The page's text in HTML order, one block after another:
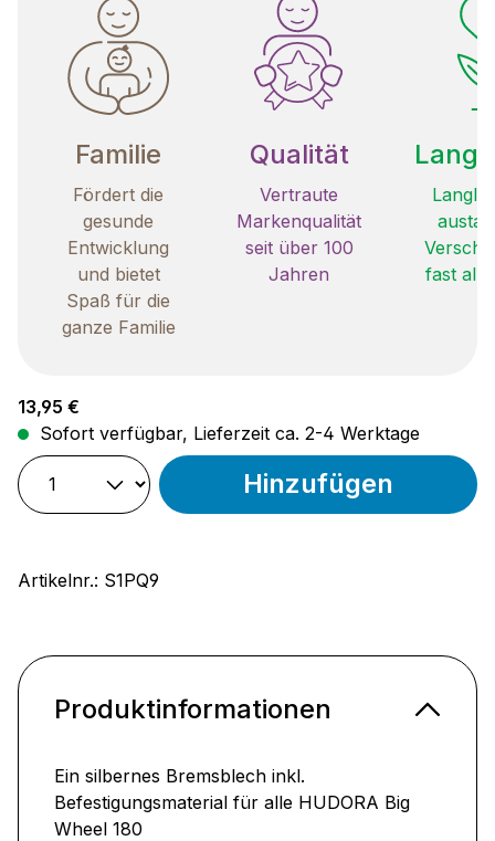
Familie
Fördert die
gesunde
Entwicklung
und bietet
Spaß für die
ganze Familie
Qualität
Vertraute
Markenqualität
seit über 100
Jahren
fast
Regulärer Preis:
13,95 €
Sofort verfügbar, Lieferzeit ca. 2-4 Werktage
Hinzufügen
Artikelnr.: S1PQ9
Produktinformationen
Ein silbernes Bremsblech inkl.
Befestigungsmaterial für alle HUDORA Big
Wheel 180